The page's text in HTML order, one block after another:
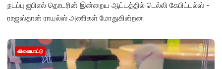
நடப்பு ஐபிஎல் தொடரின் இன்றைய ஆட்டத்தில் டெல்லி கேபிட்டல்ஸ் -
ராஜஸ்தான் ராயல்ஸ் அணிகள் மோதுகின்றன.
விளையாட்டு